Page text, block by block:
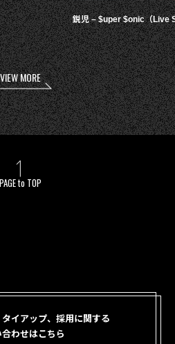
鋭児 – $uper $onic（Live
VIEW MORE
PAGE to TOP
イアップ、採用に関する
合わせはこちら